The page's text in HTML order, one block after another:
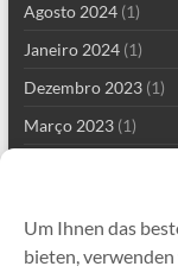
Um Ihnen das
bieten,
Agosto 2024(1)
Janeiro 2024(1)
Dezembro 2023(1)
Março 2023(1)
Janeiro 2022(2)